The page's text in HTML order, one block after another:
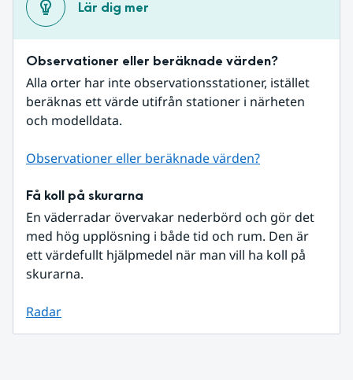
Lär dig mer
Observationer eller beräknade värden?
Alla orter har inte observationsstationer, istället
beräknas ett värde utifrån stationer i närheten
och modelldata.
Observationer eller beräknade värden?
Få koll på skurarna
En väderradar övervakar nederbörd och gör det
med hög upplösning i både tid och rum. Den är
ett värdefullt hjälpmedel när man vill ha koll på
skurarna.
Radar